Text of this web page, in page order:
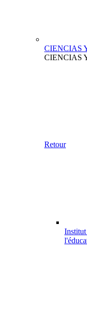
CIENCIAS
CIENCIAS
Retour
Institut